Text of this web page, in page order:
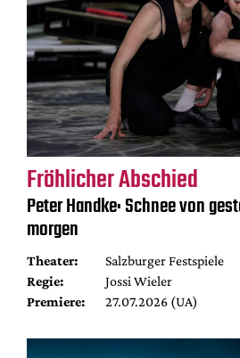
Fröhlicher Abschied
Peter Handke: Schnee von
morgen
Theater:
Salzburger Festspiele
Regie:
Jossi Wieler
Premiere:
27.07.2026 (UA)